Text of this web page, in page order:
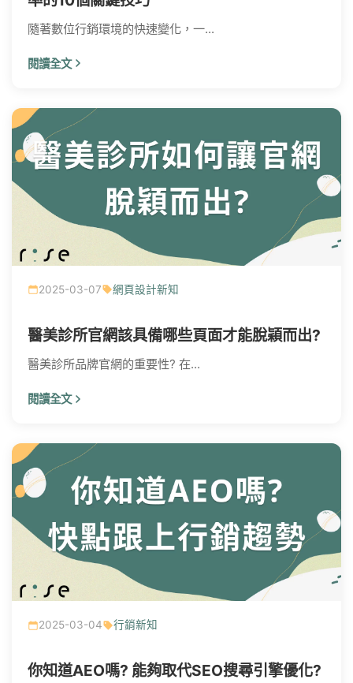
AI趨勢
網頁設計新知
WordPress
隨著數位行銷環境的快速變化，一...
閱讀全文
2025-03-07 網頁設計新知
醫美診所官網該具備哪些頁面才能脫穎而出?
醫美診所品牌官網的重要性? 在...
閱讀全文
2025-03-04 行銷新知
你知道AEO嗎? 能夠取代SEO搜尋引擎優化?